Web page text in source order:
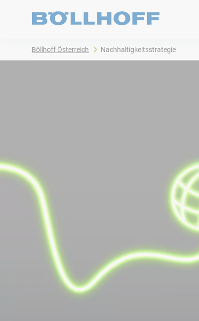
Böllhoff Österreich Nachhaltigkeitsstrategie